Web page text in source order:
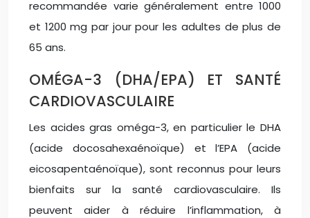
recommandée varie généralement entre 1000
et 1200 mg par jour pour les adultes de plus de
65 ans.
OMÉGA-3 (DHA/EPA) ET SANTÉ
CARDIOVASCULAIRE
Les acides gras oméga-3, en particulier le DHA
(acide docosahexaénoïque) et l’EPA (acide
eicosapentaénoïque), sont reconnus pour leurs
bienfaits sur la santé cardiovasculaire. Ils
peuvent aider à réduire l’inflammation, à